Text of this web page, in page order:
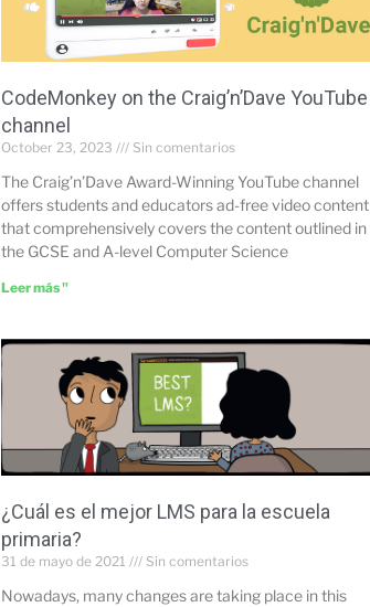
CodeMonkey on the Craig’n’Dave YouTube
channel
October 23, 2023 Sin comentarios
The Craig’n’Dave Award-Winning YouTube channel
offers students and educators ad-free video content
that comprehensively covers the content outlined in
the GCSE and A-level Computer Science
Leer más "
¿Cuál es el mejor LMS para la escuela
primaria?
31 de mayo de 2021 Sin comentarios
Nowadays, many changes are taking place in this